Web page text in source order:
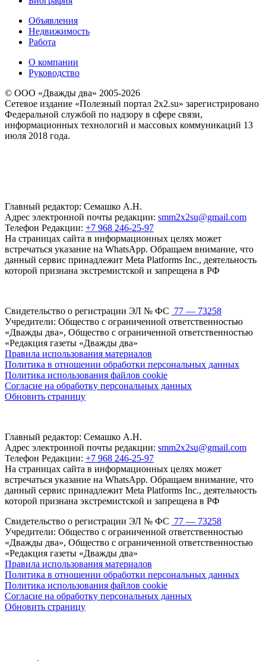
Объявления
Недвижимость
Работа
О компании
Руководство
© ООО «Дважды два» 2005-2026
Сетевое издание «Полезный портал 2x2.su» зарегистрировано
Федеральной службой по надзору в сфере связи,
информационных технологий и массовых коммуникаций 13
июля 2018 года.
Главный редактор: Семашко А.Н.
Адрес электронной почты редакции: smm2x2su@gmail.com
Телефон Редакции: +7 968 246-25-97
На страницах сайта в информационных целях может
встречаться указание на WhatsApp. Обращаем внимание, что
данный сервис принадлежит Meta Platforms Inc., деятельность
которой признана экстремистской и запрещена в РФ
Свидетельство о регистрации ЭЛ № ФС 77 — 73258
Учредители: Общество с ограниченной ответственностью
«Дважды два», Общество с ограниченной ответственностью
«Редакция газеты «Дважды два»
Правила использования материалов
Политика в отношении обработки персональных данных
Политика использования файлов cookie
Согласие на обработку персональных данных
Обновить страницу
Главный редактор: Семашко А.Н.
Адрес электронной почты редакции: smm2x2su@gmail.com
Телефон Редакции: +7 968 246-25-97
На страницах сайта в информационных целях может
встречаться указание на WhatsApp. Обращаем внимание, что
данный сервис принадлежит Meta Platforms Inc., деятельность
которой признана экстремистской и запрещена в РФ
Свидетельство о регистрации ЭЛ № ФС 77 — 73258
Учредители: Общество с ограниченной ответственностью
«Дважды два», Общество с ограниченной ответственностью
«Редакция газеты «Дважды два»
Правила использования материалов
Политика в отношении обработки персональных данных
Политика использования файлов cookie
Согласие на обработку персональных данных
Обновить страницу